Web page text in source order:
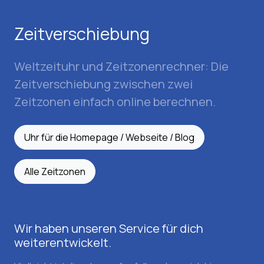
Zeitverschiebung
Weltzeituhr und Zeitzonenrechner: Die
Zeitverschiebung zwischen zwei
Zeitzonen einfach online berechnen.
Uhr für die Homepage / Webseite / Blog
Alle Zeitzonen
Wir haben unseren Service für dich
weiterentwickelt.